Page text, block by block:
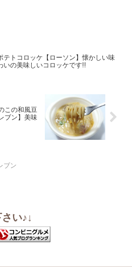
テトコロッケ【ローソン】懐かしい味
いの美味しいコロッケです!!
この和風豆
ブン】美味
ブン
い♪↓